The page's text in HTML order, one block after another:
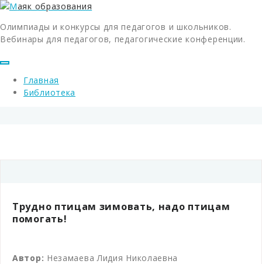
Олимпиады и конкурсы для педагогов и школьников.
Вебинары для педагогов, педагогические конференции.
Главная
Библиотека
Трудно птицам зимовать, надо птицам
помогать!
Автор: Незамаева Лидия Николаевна